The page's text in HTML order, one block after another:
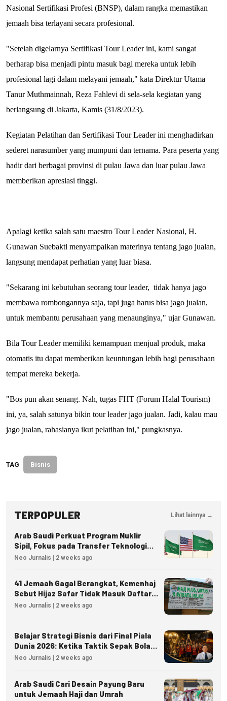
Nasional Sertifikasi Profesi (BNSP), dalam rangka memastikan
jemaah bisa terlayani secara profesional.
"Setelah digelarnya Sertifikasi Tour Leader ini, kami sangat
berharap bisa menjadi pintu masuk bagi mereka untuk lebih
profesional lagi dalam melayani jemaah," kata Direktur Utama
Tanur Muthmainnah, Reza Fahlevi di sela-sela kegiatan yang
berlangsung di Jakarta, Kamis (31/8/2023).
Kegiatan Pelatihan dan Sertifikasi Tour Leader ini menghadirkan
sederet narasumber yang mumpuni dan ternama. Para peserta yang
hadir dari berbagai provinsi di pulau Jawa dan luar pulau Jawa
memberikan apresiasi tinggi.
Apalagi ketika salah satu maestro Tour Leader Nasional, H.
Gunawan Suebakti menyampaikan materinya tentang jago jualan,
langsung mendapat perhatian yang luar biasa.
"Sekarang ini kebutuhan seorang tour leader, tidak hanya jago
membawa rombongannya saja, tapi juga harus bisa jago jualan,
untuk membantu perusahaan yang menaunginya," ujar Gunawan.
Bila Tour Leader memiliki kemampuan menjual produk, maka
otomatis itu dapat memberikan keuntungan lebih bagi perusahaan
tempat mereka bekerja.
"Bos pun akan senang. Nah, tugas FHT (Forum Halal Tourism)
ini, ya, salah satunya bikin tour leader jago jualan. Jadi, kalau mau
jago jualan, rahasianya ikut pelatihan ini," pungkasnya.
TAG Bisnis
TERPOPULER Lihat lainnya →
Arab Saudi Perkuat Program Nuklir
Sipil, Fokus pada Transfer Teknologi
dan Kedaulatan Energi
Neo Jurnalis | 2 weeks ago
41 Jemaah Gagal Berangkat, Kemenhaj
Sebut Hijaz Safar Tidak Masuk Daftar
Resmi PPIU
Neo Jurnalis | 2 weeks ago
Belajar Strategi Bisnis dari Final Piala
Dunia 2026: Ketika Taktik Sepak Bola
Menjadi Inspirasi Kesuksesan Bisnis
Neo Jurnalis | 2 weeks ago
Arab Saudi Cari Desain Payung Baru
untuk Jemaah Haji dan Umrah